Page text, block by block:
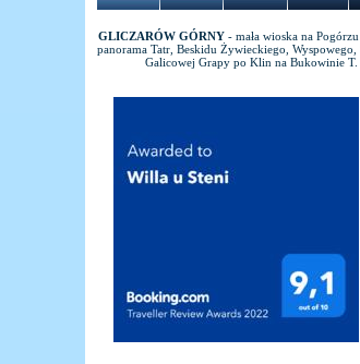
GLICZARÓW GÓRNY - mała wioska na
panorama Tatr, Beskidu Żywieckiego,
Galicowej Grapy po Klin na Bukowinie